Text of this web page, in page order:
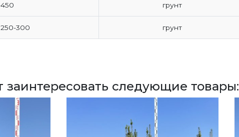
грунт
300 грунт
заинтересовать следующие товары: